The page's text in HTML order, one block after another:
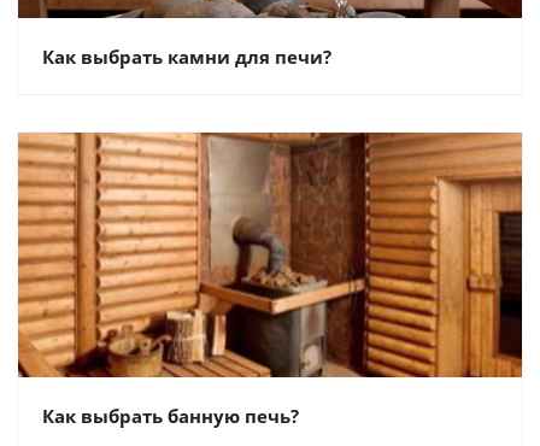
Как выбрать камни для печи?
Как выбрать банную печь?